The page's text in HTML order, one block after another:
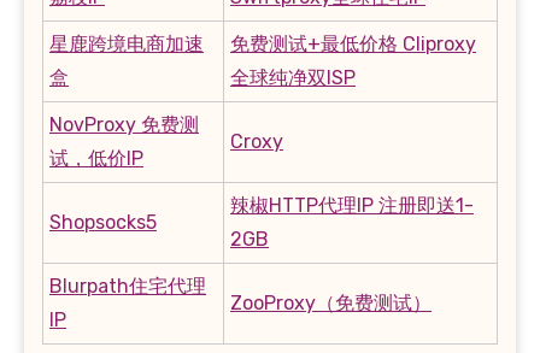
星鹿跨境电商加速
盒
免费测试+最低价格 Cliproxy
全球纯净双ISP
NovProxy 免费测
试，低价IP
Croxy
Shopsocks5
辣椒HTTP代理IP 注册即送1-
2GB
Blurpath住宅代理
IP
ZooProxy（免费测试）